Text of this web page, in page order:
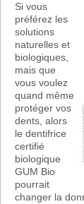
Si vous
préférez les
solutions
naturelles et
biologiques,
mais que
vous voulez
quand même
protéger vos
dents, alors
le dentifrice
certifié
biologique
GUM Bio
pourrait
changer la